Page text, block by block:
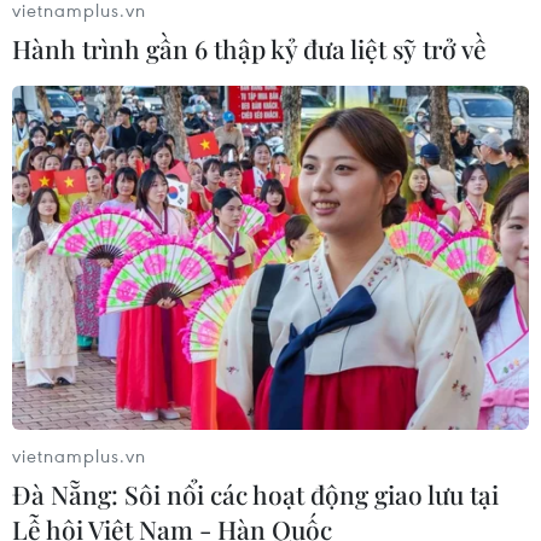
08/08/2026 05:05
Sơn La công bố tình huống khẩn cấp
về thiên tai với hai xã Muổi Nọi, Nậm
Lầu
08/08/2026 03:53
Kết luận số 75-KL/TW: Cà Mau chủ
động thích ứng với biến đổi khí hậu
08/08/2026 02:53
Quảng Trị quyết tâm bàn giao sớm
mặt bằng Dự án Nhà máy điện gió
vietnamplus.vn
Hành trình gần 6 thập kỷ đưa liệt sỹ trở về
vietnamplus.vn
Đà Nẵng: Sôi nổi các hoạt động giao lưu tại
Lễ hội Việt Nam - Hàn Quốc